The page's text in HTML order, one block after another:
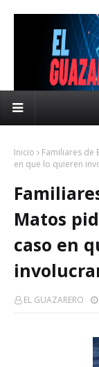
Inicio
Familiares de
en que lo quieren
Matos
caso en
EL GUAZARERO